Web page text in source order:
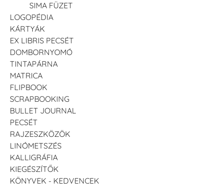
SIMA FÜZET
LOGOPÉDIA
KÁRTYÁK
EX LIBRIS PECSÉT
DOMBORNYOMÓ
TINTAPÁRNA
MATRICA
FLIPBOOK
SCRAPBOOKING
BULLET JOURNAL
PECSÉT
RAJZESZKÖZÖK
LINÓMETSZÉS
KALLIGRÁFIA
KIEGÉSZÍTŐK
KÖNYVEK - KEDVENCEK